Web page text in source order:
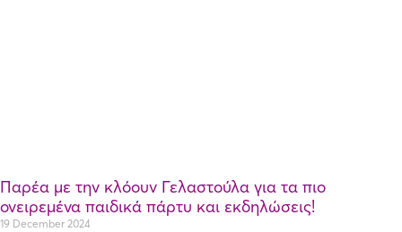
Παρέα με την κλόουν Γελαστούλα για τα πιο
ονειρεμένα παιδικά πάρτυ και εκδηλώσεις!
19 December 2024